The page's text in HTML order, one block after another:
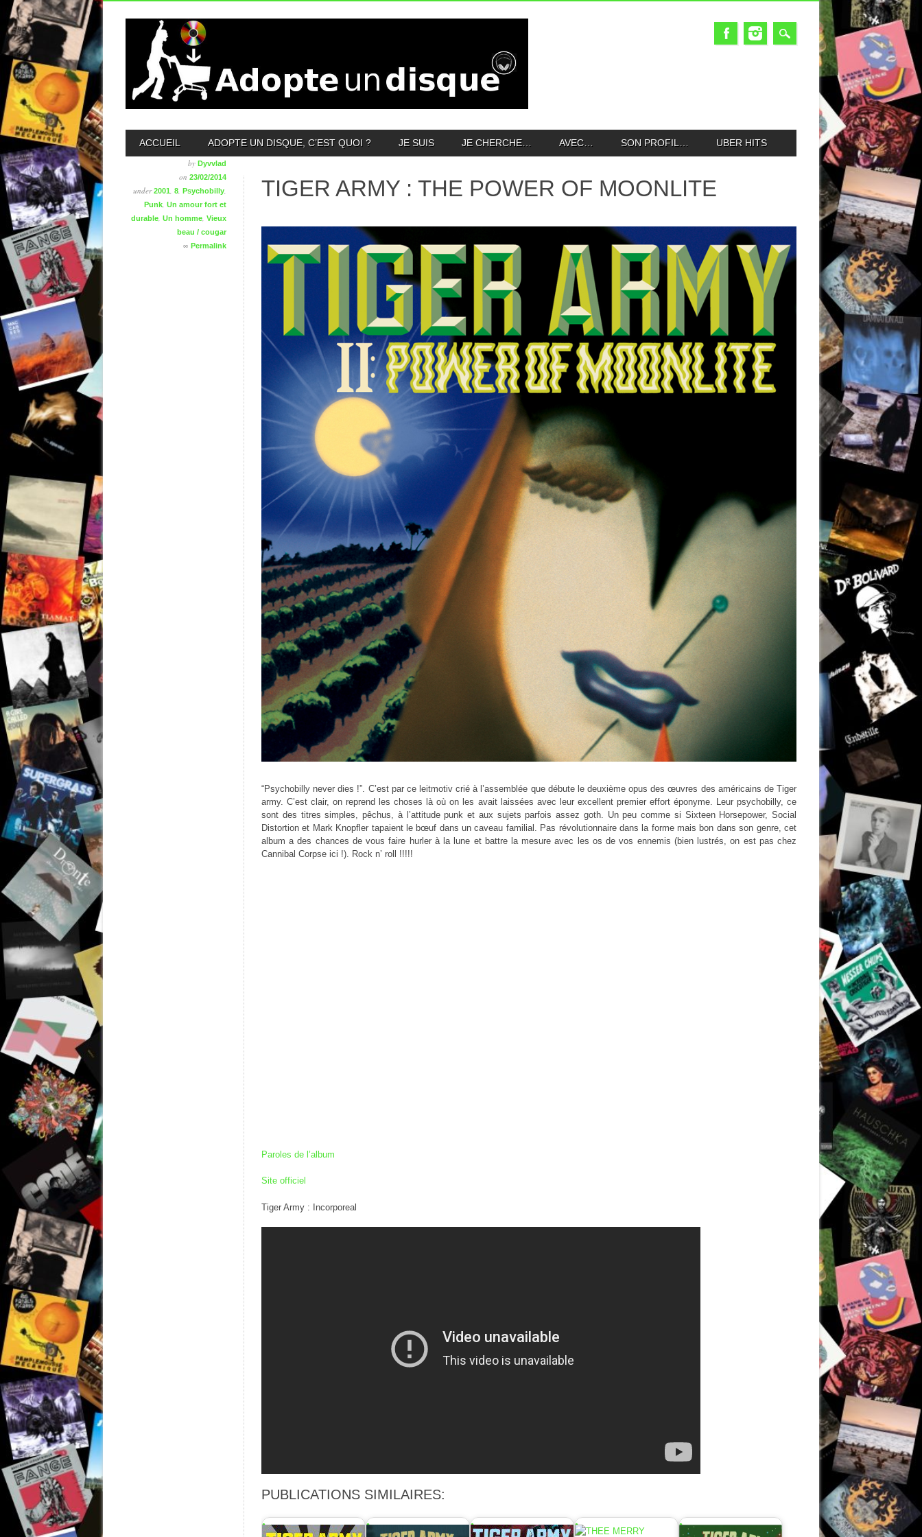
MAIN MENU
ACCUEIL ADOPTE UN DISQUE, C’EST QUOI ? JE SUIS JE CHERCHE… AVEC… SON PROFIL… UBER HITS
by Dyvvlad
on 23/02/2014
under2001 8 Psychobilly
Punk Un amour fort et
durable Un homme Vieux
beau / cougar
∞ Permalink
TIGER ARMY : THE POWER OF MOONLITE
“Psychobilly never dies !”. C’est par ce leitmotiv crié à l’assemblée que débute le deuxième opus des œuvres des américains de Tiger
army. C’est clair, on reprend les choses là où on les avait laissées avec leur excellent premier effort éponyme. Leur psychobilly, ce
sont des titres simples, pêchus, à l’attitude punk et aux sujets parfois assez goth. Un peu comme si Sixteen Horsepower, Social
Distortion et Mark Knopfler tapaient le bœuf dans un caveau familial. Pas révolutionnaire dans la forme mais bon dans son genre, cet
album a des chances de vous faire hurler à la lune et battre la mesure avec les os de vos ennemis (bien lustrés, on est pas chez
Cannibal Corpse ici !). Rock n’ roll !!!!!
Paroles de l’album
Site officiel
Tiger Army : Incorporeal
PUBLICATIONS SIMILAIRES: